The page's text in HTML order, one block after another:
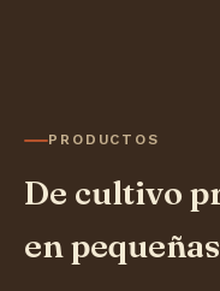
PRODUCTOS
De cultivo
en